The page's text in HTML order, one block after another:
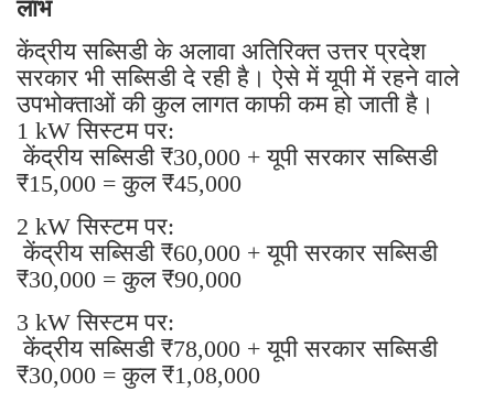
लाभ
केंद्रीय सब्सिडी के अलावा अतिरिक्त उत्तर प्रदेश
सरकार भी सब्सिडी दे रही है। ऐसे में यूपी में रहने वाले
उपभोक्ताओं की कुल लागत काफी कम हो जाती है।
1 kW सिस्टम पर:
केंद्रीय सब्सिडी ₹30,000 + यूपी सरकार सब्सिडी
₹15,000 = कुल ₹45,000
2 kW सिस्टम पर:
केंद्रीय सब्सिडी ₹60,000 + यूपी सरकार सब्सिडी
₹30,000 = कुल ₹90,000
3 kW सिस्टम पर:
केंद्रीय सब्सिडी ₹78,000 + यूपी सरकार सब्सिडी
₹30,000 = कुल ₹1,08,000